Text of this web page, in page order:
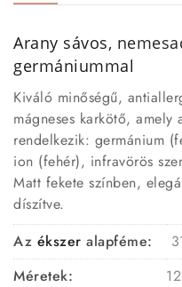
Arany sávos,
germániummal
Kiváló minőségű,
mágneses karkötő, amely
rendelkezik: germánium
ion (fehér), infravörös
Matt fekete színben,
díszítve.
Az ékszer alapféme:
Méretek: